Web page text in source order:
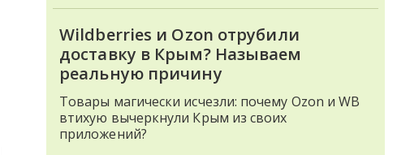
Wildberries и Ozon отрубили
доставку в Крым? Называем
реальную причину
Товары магически исчезли: почему Ozon и WB
втихую вычеркнули Крым из своих
приложений?